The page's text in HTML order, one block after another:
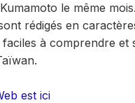
le même mois.
rédigés en
à comprendre et
est ici